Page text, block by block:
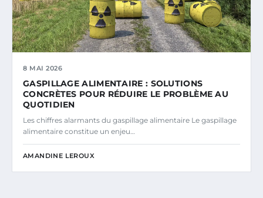
8 MAI 2026
GASPILLAGE ALIMENTAIRE : SOLUTIONS
CONCRÈTES POUR RÉDUIRE LE PROBLÈME AU
QUOTIDIEN
Les chiffres alarmants du gaspillage alimentaire Le gaspillage
alimentaire constitue un enjeu…
AMANDINE LEROUX